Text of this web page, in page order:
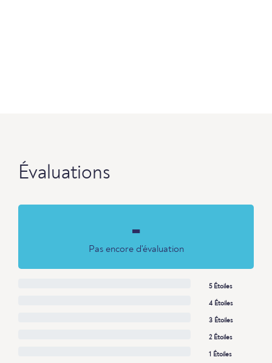
Évaluations
-
Pas encore d'évaluation
5 Étoiles
4 Étoiles
3 Étoiles
2 Étoiles
1 Étoiles